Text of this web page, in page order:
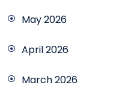
May 2026
April 2026
March 2026